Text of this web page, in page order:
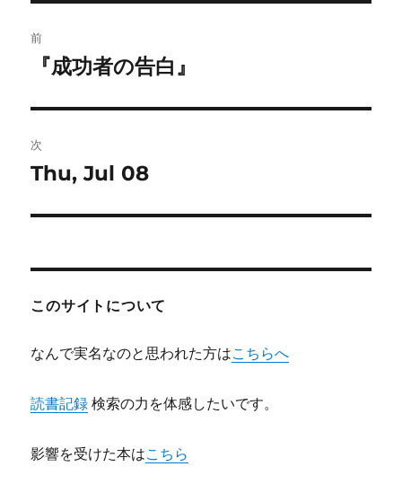
稿
ビ
ゲ
ー
前
前
投
稿:
『成功者の告白』
次
次
投
Thu, Jul 08
このサイトについて
なんで実名なのと思われた方はこちらへ
読書記録 検索の力を体感したいです。
影響を受けた本はこちら